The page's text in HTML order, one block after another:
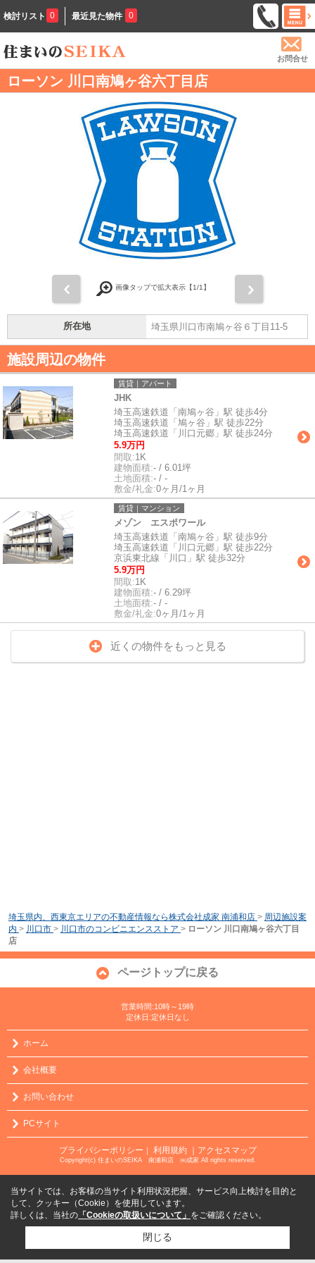
検討リスト 0 最近見た物件 0
お問合せ
ローソン 川口南鳩ヶ谷六丁目店
画像タップで拡大表示【1/1】
所在地 埼玉県川口市南鳩ヶ谷６丁目11-5
施設周辺の物件
賃貸｜アパート
JHK
埼玉高速鉄道「南鳩ヶ谷」駅 徒歩4分
埼玉高速鉄道「鳩ヶ谷」駅 徒歩22分
埼玉高速鉄道「川口元郷」駅 徒歩24分
5.9万円
間取:1K
建物面積:- / 6.01坪
土地面積:- / -
敷金/礼金:0ヶ月/1ヶ月
賃貸｜マンション
メゾン エスポワール
埼玉高速鉄道「南鳩ヶ谷」駅 徒歩9分
埼玉高速鉄道「川口元郷」駅 徒歩22分
京浜東北線「川口」駅 徒歩32分
5.9万円
間取:1K
建物面積:- / 6.29坪
土地面積:- / -
敷金/礼金:0ヶ月/1ヶ月
近くの物件をもっと見る
埼玉県内、西東京エリアの不動産情報なら株式会社成家 南浦和店 > 周辺施設案
内 > 川口市 > 川口市のコンビニエンスストア > ローソン 川口南鳩ヶ谷六丁目
店
ページトップに戻る
営業時間:10時～19時
定休日:定休日なし
ホーム
会社概要
お問い合わせ
PCサイト
プライバシーポリシー ｜ 利用規約 ｜アクセスマップ
Copyright(c) 住まいのSEIKA 南浦和店 ㈱成家 All rights reserved.
当サイトでは、お客様の当サイト利用状況把握、サービス向上検討を目的と
して、クッキー（Cookie）を使用しています。
詳しくは、当社の 「Cookieの取扱いについて」 をご確認ください。
閉じる